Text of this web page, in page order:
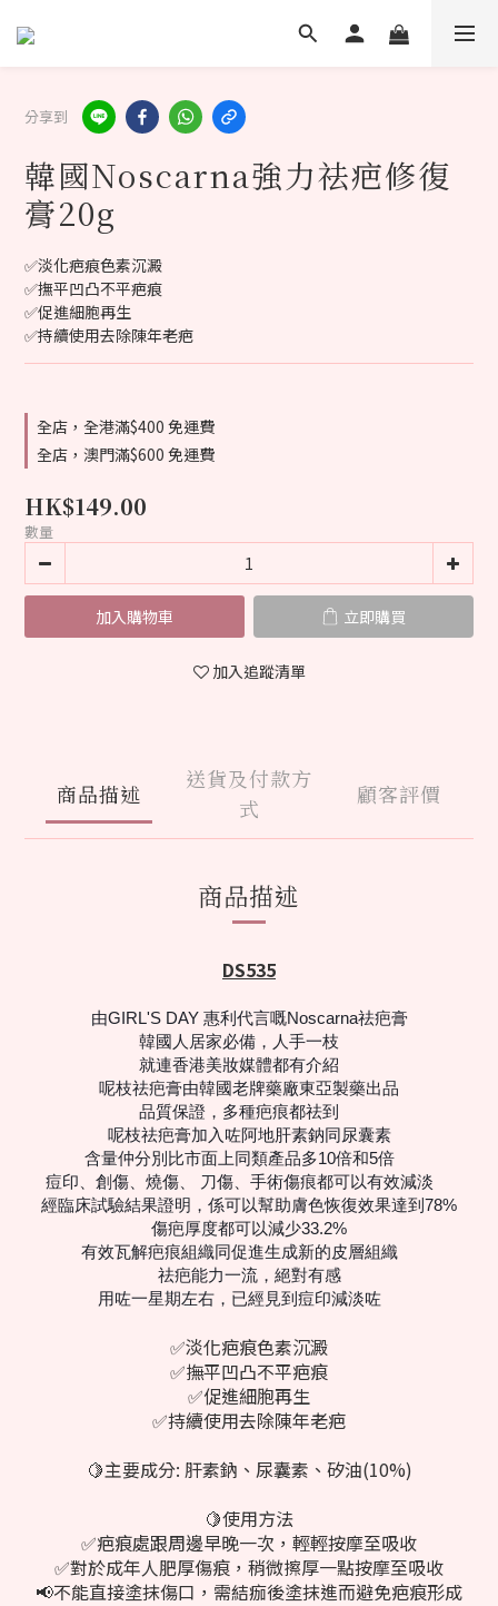
分享到
韓國Noscarna強力祛疤修復
膏20g
✅淡化疤痕色素沉澱
✅撫平凹凸不平疤痕
✅促進細胞再生
✅持續使用去除陳年老疤
全店，全港滿$400 免運費
全店，澳門滿$600 免運費
HK$149.00
數量
加入購物車 立即購買
加入追蹤清單
商品描述
送貨及付款方
式
顧客評價
商品描述
DS535
由GIRL'S DAY 惠利代言嘅Noscarna祛疤膏
韓國人居家必備，人手一枝
就連香港美妝媒體都有介紹
呢枝祛疤膏由韓國老牌藥廠東亞製藥出品
品質保證，多種疤痕都祛到
呢枝祛疤膏加入咗阿地肝素鈉同尿囊素
含量仲分別比市面上同類產品多10倍和5倍
痘印、創傷、燒傷、 刀傷、手術傷痕都可以有效減淡
經臨床試驗結果證明，係可以幫助膚色恢復效果達到78%
傷疤厚度都可以減少33.2%
有效瓦解疤痕組織同促進生成新的皮層組織
祛疤能力一流，絕對有感
用咗一星期左右，已經見到痘印減淡咗
✅淡化疤痕色素沉澱
✅撫平凹凸不平疤痕
✅促進細胞再生
✅持續使用去除陳年老疤
🍋主要成分: 肝素鈉、尿囊素、矽油(10%)
🍋使用方法
✅疤痕處跟周邊早晚一次，輕輕按摩至吸收
✅對於成年人肥厚傷痕，稍微擦厚一點按摩至吸收
📢不能直接塗抹傷口，需結痂後塗抹進而避免疤痕形成